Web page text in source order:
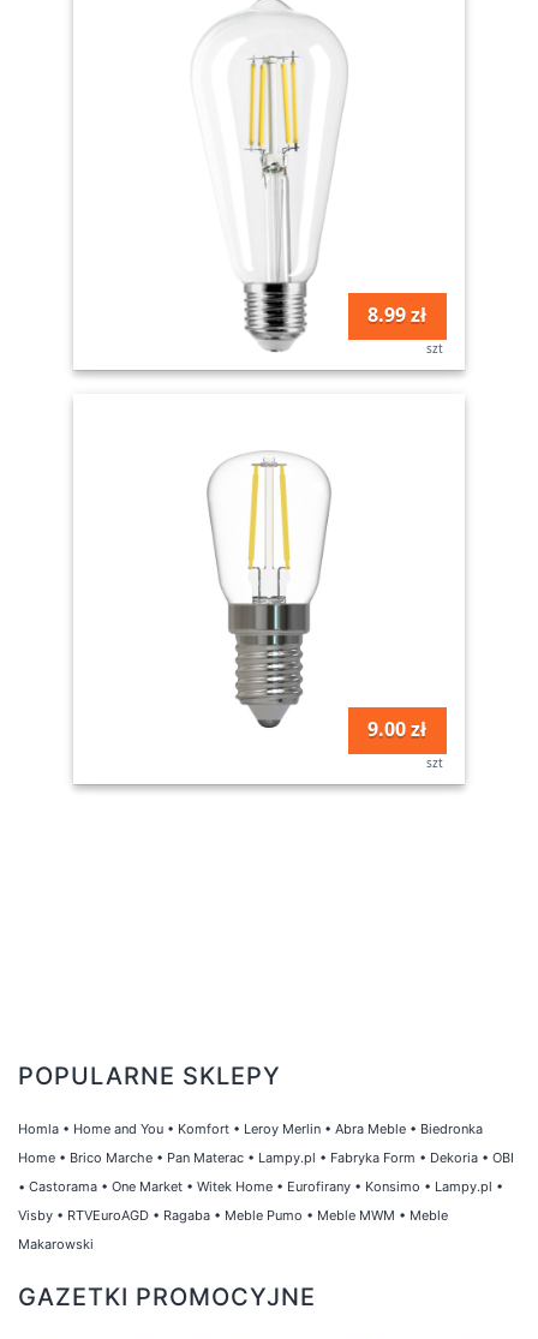
8.99 zł
szt
9.00 zł
szt
POPULARNE SKLEPY
Homla • Home and You • Komfort • Leroy Merlin • Abra Meble • Biedronka
Home • Brico Marche • Pan Materac • Lampy.pl • Fabryka Form • Dekoria • OBI
• Castorama • One Market • Witek Home • Eurofirany • Konsimo • Lampy.pl •
Visby • RTVEuroAGD • Ragaba • Meble Pumo • Meble MWM • Meble
Makarowski
GAZETKI PROMOCYJNE